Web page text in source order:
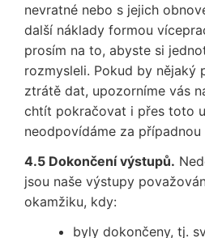
nevratné nebo s jejich
další náklady formou
prosím na to, abyste si
rozmysleli. Pokud by nějaký
ztrátě dat, upozorníme vás
chtít pokračovat i přes toto
neodpovídáme za
4.5 Dokončení výstupů.
jsou naše výstupy
okamžiku, kdy:
byly dokončeny, tj.